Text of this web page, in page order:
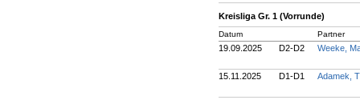
Kreisliga Gr. 1 (Vorrunde)
Datum Partner
19.09.2025 D2-D2 Weeke,
15.11.2025 D1-D1 Adamek,